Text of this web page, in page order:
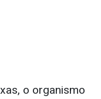
o organismo